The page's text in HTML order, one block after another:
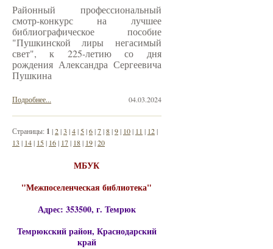
Районный профессиональный
смотр-конкурс на лучшее
библиографическое пособие
"Пушкинской лиры негасимый
свет", к 225-летию со дня
рождения Александра Сергеевича
Пушкина
04.03.2024
Подробнее...
Страницы: 1 |2|3 |4| 5|6|7|8|9| 10| 11 | 12|
13 | 14| 15| 16| 17| 18| 19|20
МБУК
"Межпоселенческая библиотека"
Адрес: 353500, г. Темрюк
Темрюкский район, Краснодарский
край